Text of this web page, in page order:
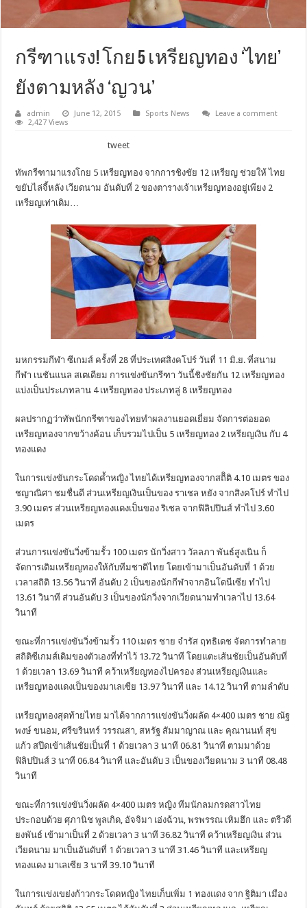
กรีฑาแรง! โกย 5 เหรียญทอง ‘ไทย’
ยังตามหลัง ‘ญวน’
admin June 12, 2015 Sports News
Leave a comment
2,427 Views
tweet
ทัพกรีฑามาแรงโกย 5 เหรียญทอง จากการชิงชัย 12 เหรียญ ช่วยให้ ไทย
ขยับไล่จี้หลัง เวียดนาม อันดับที่ 2 ของตารางเจ้าเหรียญทองอยู่เพียง 2
เหรียญเท่าเดิม…
มหกรรมกีฬา ซีเกมส์ ครั้งที่ 28 ที่ประเทศสิงคโปร์ วันที่ 11 มิ.ย. ที่สนาม
กีฬา เนชันแนล สเตเดียม การแข่งขันกรีฑา วันนี้ชิงชัยกัน 12 เหรียญทอง
แบ่งเป็นประเภทลาน 4 เหรียญทอง ประเภทลู่ 8 เหรียญทอง
ผลปรากฏว่าทัพนักกรีฑาของไทยทำผลงานยอดเยี่ยม จัดการต่อยอด
เหรียญทองจากขว้างค้อน เก็บรวมไปเป็น 5 เหรียญทอง 2 เหรียญเงิน กับ 4
ทองแดง
ในการแข่งขันกระโดดค้ำหญิง ไทยได้เหรียญทองจากสถิิติ 4.10 เมตร ของ
ชญาณิศา ชมชื่นดี ส่วนเหรียญเงินเป็นของ ราเชล หยัง จากสิงคโปร์ ทำไป
3.90 เมตร ส่วนเหรียญทองแดงเป็นของ ริเชล จากฟิลิปปินส์ ทำไป 3.60
เมตร
ส่วนการแข่งขันวิ่งข้ามรั้ว 100 เมตร นักวิ่งสาว วัลลภา พันธ์สูงเนิน ก็
จัดการเติมเหรียญทองให้กับทีมชาติไทย โดยเข้ามาเป็นอันดับที่ 1 ด้วย
เวลาสถิติ 13.56 วินาที อันดับ 2 เป็นของนักกีฬาจากอินโดนีเซีย ทำไป
13.61 วินาที ส่วนอันดับ 3 เป็นของนักวิ่งจากเวียดนามทำเวลาไป 13.64
วินาที
ขณะที่การแข่งขันวิ่งข้ามรั้ว 110 เมตร ชาย จำรัส ฤทธิเดช จัดการทำลาย
สถิติซีเกมส์เดิมของตัวเองที่ทำไว้ 13.72 วินาที โดยแตะเส้นชัยเป็นอันดับที่
1 ด้วยเวลา 13.69 วินาที คว้าเหรียญทองไปครอง ส่วนเหรียญเงินและ
เหรียญทองแดงเป็นของมาเลเซีย 13.97 วินาที และ 14.12 วินาที ตามลำดับ
เหรียญทองสุดท้ายไทย มาได้จากการแข่งขันวิ่งผลัด 4×400 เมตร ชาย ณัฐ
พงษ์ ขนอม, ศรีขรินทร์ วรรณสา, สหรัฐ สัมมาญาณ และ คุณานนท์ สุข
แก้ว สปีดเข้าเส้นชัยเป็นที่ 1 ด้วยเวลา 3 นาที 06.81 วินาที ตามมาด้วย
ฟิลิปปินส์ 3 นาที 06.84 วินาที และอันดับ 3 เป็นของเวียดนาม 3 นาที 08.48
วินาที
ขณะที่การแข่งขันวิ่งผลัด 4×400 เมตร หญิง ทีมนักลมกรดสาวไทย
ประกอบด้วย ศุภานิช พูลเกิด, อัจจิมา เอ่งฉ้วน, พรพรรณ เหิมฮึก และ ตรีวดี
ยงพันธ์ เข้ามาเป็นที่ 2 ด้วยเวลา 3 นาที 36.82 วินาที คว้าเหรียญเงิน ส่วน
เวียดนาม มาเป็นอันดับที่ 1 ด้วยเวลา 3 นาที 31.46 วินาที และเหรียญ
ทองแดง มาเลเซีย 3 นาที 39.10 วินาที
ในการแข่งเขย่งก้าวกระโดดหญิง ไทยเก็บเพิ่ม 1 ทองแดง จาก ฐิติมา เมือง